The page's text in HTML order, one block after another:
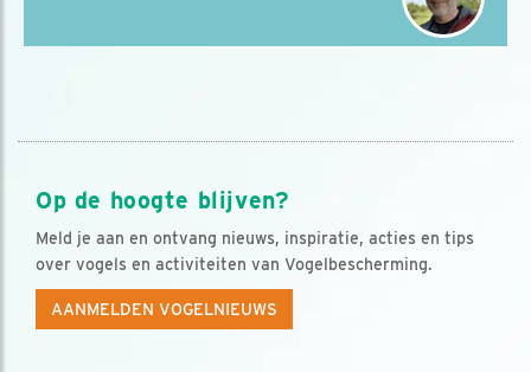
Op de hoogte blijven?
Meld je aan en ontvang nieuws, inspiratie, acties en tips
over vogels en activiteiten van Vogelbescherming.
AANMELDEN VOGELNIEUWS